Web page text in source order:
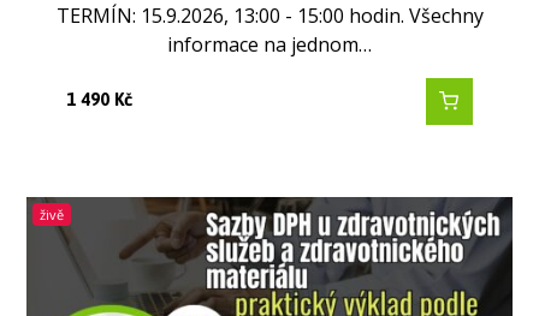
TERMÍN: 15.9.2026, 13:00 - 15:00 hodin. Všechny
informace na jednom…
1 490Kč
živě